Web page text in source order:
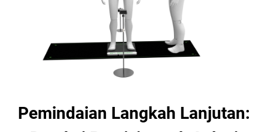
Pemindaian Langkah Lanjutan: